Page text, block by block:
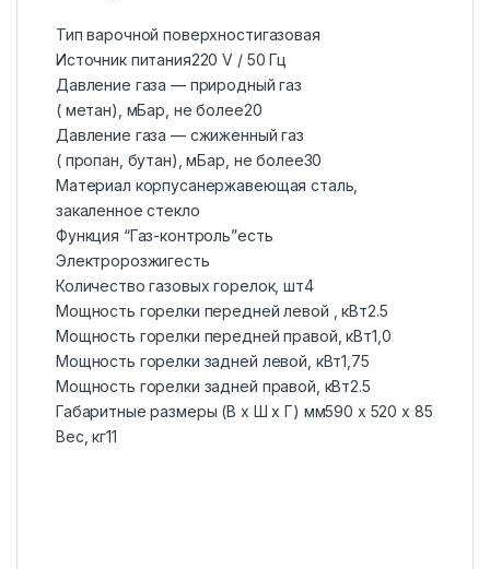
Тип варочной поверхностигазовая
Источник питания220 V / 50 Гц
Давление газа — природный газ
( метан), мБар, не более20
Давление газа — сжиженный газ
( пропан, бутан), мБар, не более30
Материал корпусанержавеющая сталь,
закаленное стекло
Функция “Газ-контроль”есть
Электророзжигесть
Количество газовых горелок, шт4
Мощность горелки передней левой , кВт2.5
Мощность горелки передней правой, кВт1,0
Мощность горелки задней левой, кВт1,75
Мощность горелки задней правой, кВт2.5
Габаритные размеры (В х Ш х Г) мм590 х 520 х 85
Вес, кг11